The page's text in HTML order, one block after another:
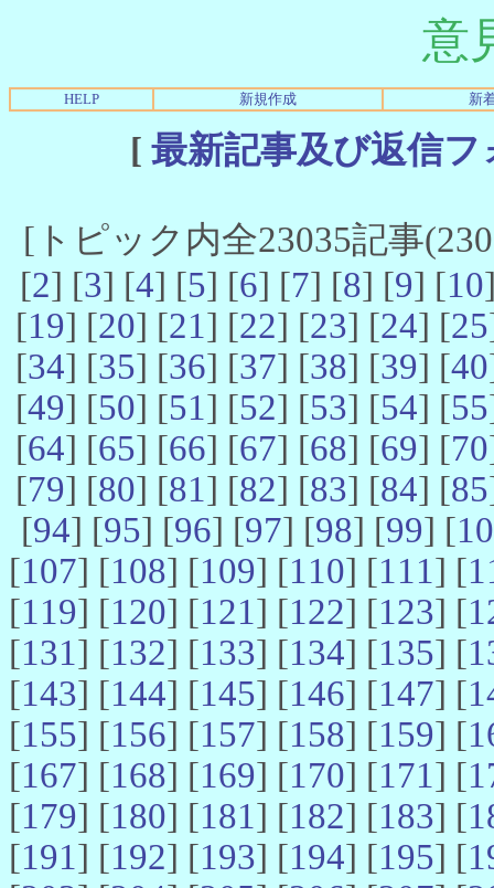
意
HELP 新規作成 新
[ 最新記事及び返信
[トピック内全23035記事
[2] [3] [4] [5] [6] [7] [8] [9] [10
[19] [20] [21] [22] [23] [24] [25
[34] [35] [36] [37] [38] [39] [40
[49] [50] [51] [52] [53] [54] [55
[64] [65] [66] [67] [68] [69] [70
[79] [80] [81] [82] [83] [84] [85
[94] [95] [96] [97] [98] [99] [
[107] [108] [109] [110] [111] [
[119] [120] [121] [122] [123] [
[131] [132] [133] [134] [135] [
[143] [144] [145] [146] [147] [
[155] [156] [157] [158] [159] [
[167] [168] [169] [170] [171] [
[179] [180] [181] [182] [183] [
[191] [192] [193] [194] [195] [